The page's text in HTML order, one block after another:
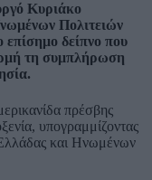
Κυριάκο
Πολιτειών
επίσημο δείπνο που
τη συμπλήρωση
πρέσβης
υπογραμμίζοντας
και Ηνωμένων